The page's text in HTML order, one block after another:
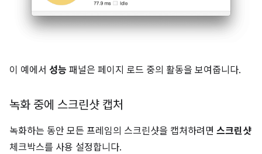
이 예에서 성능 패널은 페이지 로드 중의 활동을 보여줍니다.
녹화 중에 스크린샷 캡처
녹화하는 동안 모든 프레임의 스크린샷을 캡처하려면 스크린샷
체크박스를 사용 설정합니다.